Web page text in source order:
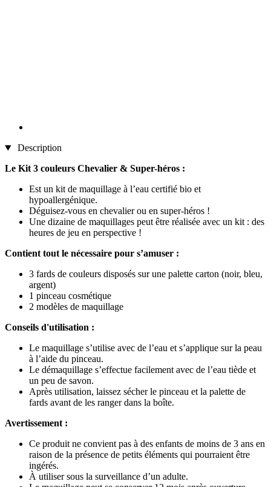
Description
Le Kit 3 couleurs Chevalier & Super-héros :
Est un kit de maquillage à l’eau certifié bio et
hypoallergénique.
Déguisez-vous en chevalier ou en super-héros !
Une dizaine de maquillages peut être réalisée avec un kit : des
heures de jeu en perspective !
Contient tout le nécessaire pour s’amuser :
3 fards de couleurs disposés sur une palette carton (noir, bleu,
argent)
1 pinceau cosmétique
2 modèles de maquillage
Conseils d'utilisation :
Le maquillage s’utilise avec de l’eau et s’applique sur la peau
à l’aide du pinceau.
Le démaquillage s’effectue facilement avec de l’eau tiède et
un peu de savon.
Après utilisation, laissez sécher le pinceau et la palette de
fards avant de les ranger dans la boîte.
Avertissement :
Ce produit ne convient pas à des enfants de moins de 3 ans en
raison de la présence de petits éléments qui pourraient être
ingérés.
À utiliser sous la surveillance d’un adulte.